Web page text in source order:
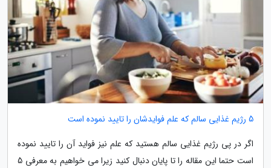
5 رژیم غذایی سالم که علم فوایدشان را تایید نموده است
اگر در پی رژیم غذایی سالم هستید که علم نیز فواید آن را تایید نموده
است حتما این مقاله را تا پایان دنبال کنید زیرا می خواهیم به معرفی 5